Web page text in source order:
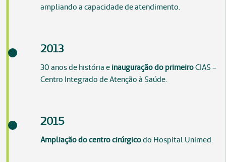
ampliando a capacidade de atendimento.
2013
30 anos de história e inauguração do primeiroCIAS –
Centro Integrado de Atenção à Saúde.
2015
Ampliação do centro cirúrgicodo Hospital Unimed.